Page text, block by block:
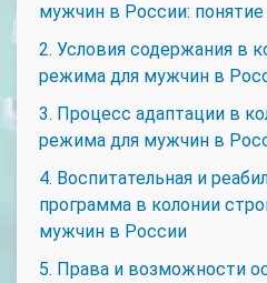
мужчин в России: понятие
2. Условия содержания в
режима для мужчин в
3. Процесс адаптации в
режима для мужчин в
4. Воспитательная и
программа в колонии
мужчин в России
5. Права и возможности